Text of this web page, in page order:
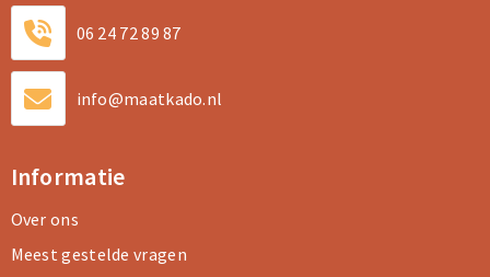
06 24 72 89 87
info@maatkado.nl
Informatie
Over ons
Meest gestelde vragen